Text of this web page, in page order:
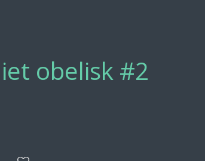
obelisk #2